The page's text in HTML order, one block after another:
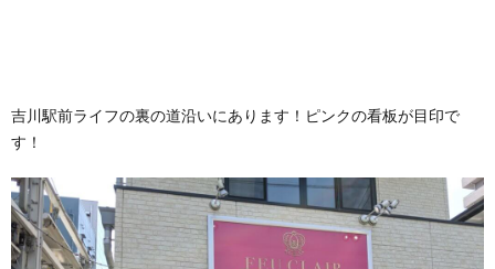
吉川駅前ライフの裏の道沿いにあります！ピンクの看板が目印で
す！